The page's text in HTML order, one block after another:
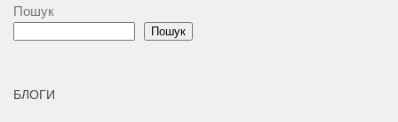
Пошук
Пошук
БЛОГИ